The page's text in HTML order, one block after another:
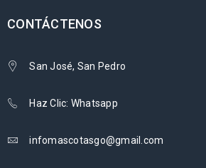
CONTÁCTENOS
San José, San Pedro
Haz Clic: Whatsapp
infomascotasgo@gmail.com